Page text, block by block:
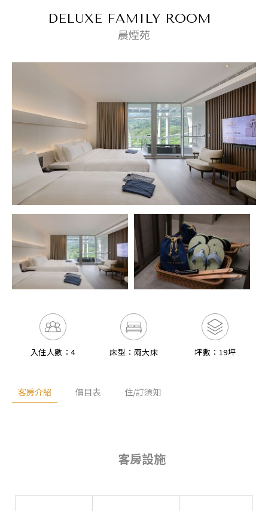
DELUXE FAMILY ROOM
晨煙苑
入住人數：4 床型：兩大床 坪數：19坪
客房介紹 價目表 住/訂須知
客房設施